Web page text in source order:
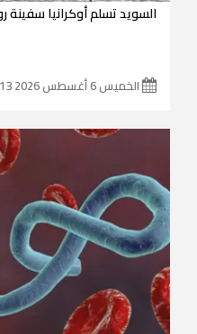
السويد تسلم أوكرانيا
الخميس 6 أغسطس 2026 14:52:13